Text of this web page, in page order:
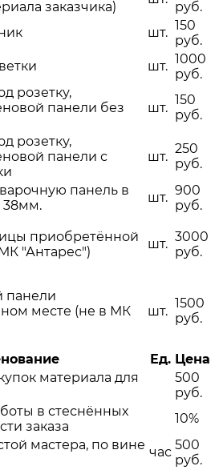
заказчика)
руб.
шт. 150
руб.
шт. 1000
руб.
розетку,
панели без
шт.
150
руб.
розетку,
панели с
шт.
250
руб.
панель в
38мм.
шт. 900
руб.
приобретённой
"Антарес")
шт. 3000
руб.
панели
месте (не в МК
шт.
1500
руб.
Ед. Цена
материала для
500
руб.
в стеснённых
заказа
10%
мастера, по вине час 500
руб.